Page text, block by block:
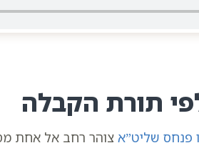
תורת הקבלה
פנחס שליט”א צוהר רחב אל אחת